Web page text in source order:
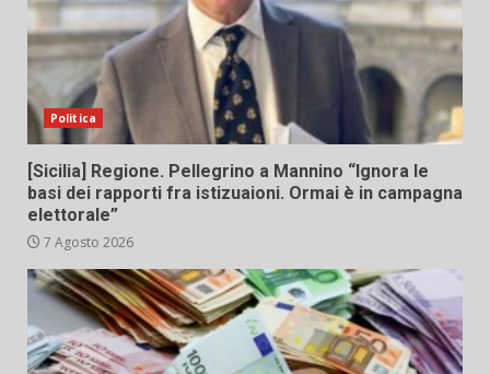
Politica
[Sicilia] Regione. Pellegrino a Mannino “Ignora le
basi dei rapporti fra istizuaioni. Ormai è in campagna
elettorale”
7 Agosto 2026